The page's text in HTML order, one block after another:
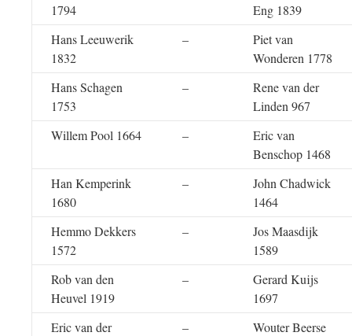
1794
Eng 1839
Hans Leeuwerik
1832
–
Piet van
Wonderen 1778
Hans Schagen
1753
–
Rene van der
Linden 967
Willem Pool 1664
–
Eric van
Benschop 1468
Han Kemperink
1680
–
John Chadwick
1464
Hemmo Dekkers
1572
–
Jos Maasdijk
1589
Rob van den
Heuvel 1919
–
Gerard Kuijs
1697
Eric van der
–
Wouter Beerse